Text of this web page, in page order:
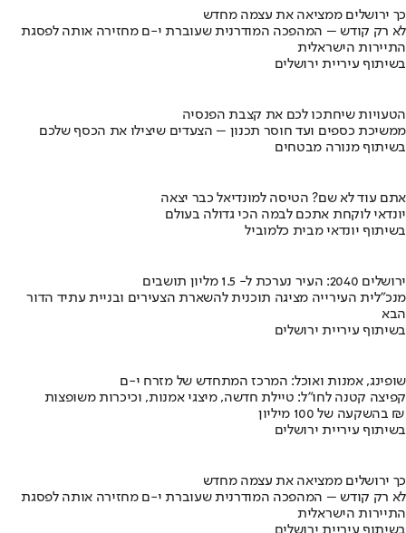
כך ירושלים ממציאה את עצמה מחדש
לא רק קודש – המהפכה המודרנית שעוברת י-ם מחזירה אותה לפסגת
התיירות הישראלית
בשיתוף עיריית ירושלים
הטעויות שיחתכו לכם את קצבת הפנסיה
ממשיכת כספים ועד חוסר תכנון – הצעדים שיצילו את הכסף שלכם
בשיתוף מנורה מבטחים
אתם עוד לא שם? הטיסה למונדיאל כבר יצאה
יונדאי לוקחת אתכם לבמה הכי גדולה בעולם
בשיתוף יונדאי מבית כלמוביל
ירושלים 2040: העיר נערכת ל- 1.5 מליון תושבים
מנכ"לית העירייה מציגה תוכנית להשארת הצעירים ובניית עתיד הדור
הבא
בשיתוף עיריית ירושלים
שופינג, אמנות ואוכל: המרכז המתחדש של מזרח י-ם
קפיצה קטנה לחו"ל: טיילת חדשה, מיצגי אמנות, וכיכרות משופצות
בהשקעה של 100 מיליון ₪
בשיתוף עיריית ירושלים
כך ירושלים ממציאה את עצמה מחדש
לא רק קודש – המהפכה המודרנית שעוברת י-ם מחזירה אותה לפסגת
התיירות הישראלית